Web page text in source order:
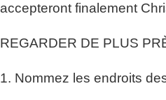
accepteront finalement
REGARDER DE PLUS
1. Nommez les endroits